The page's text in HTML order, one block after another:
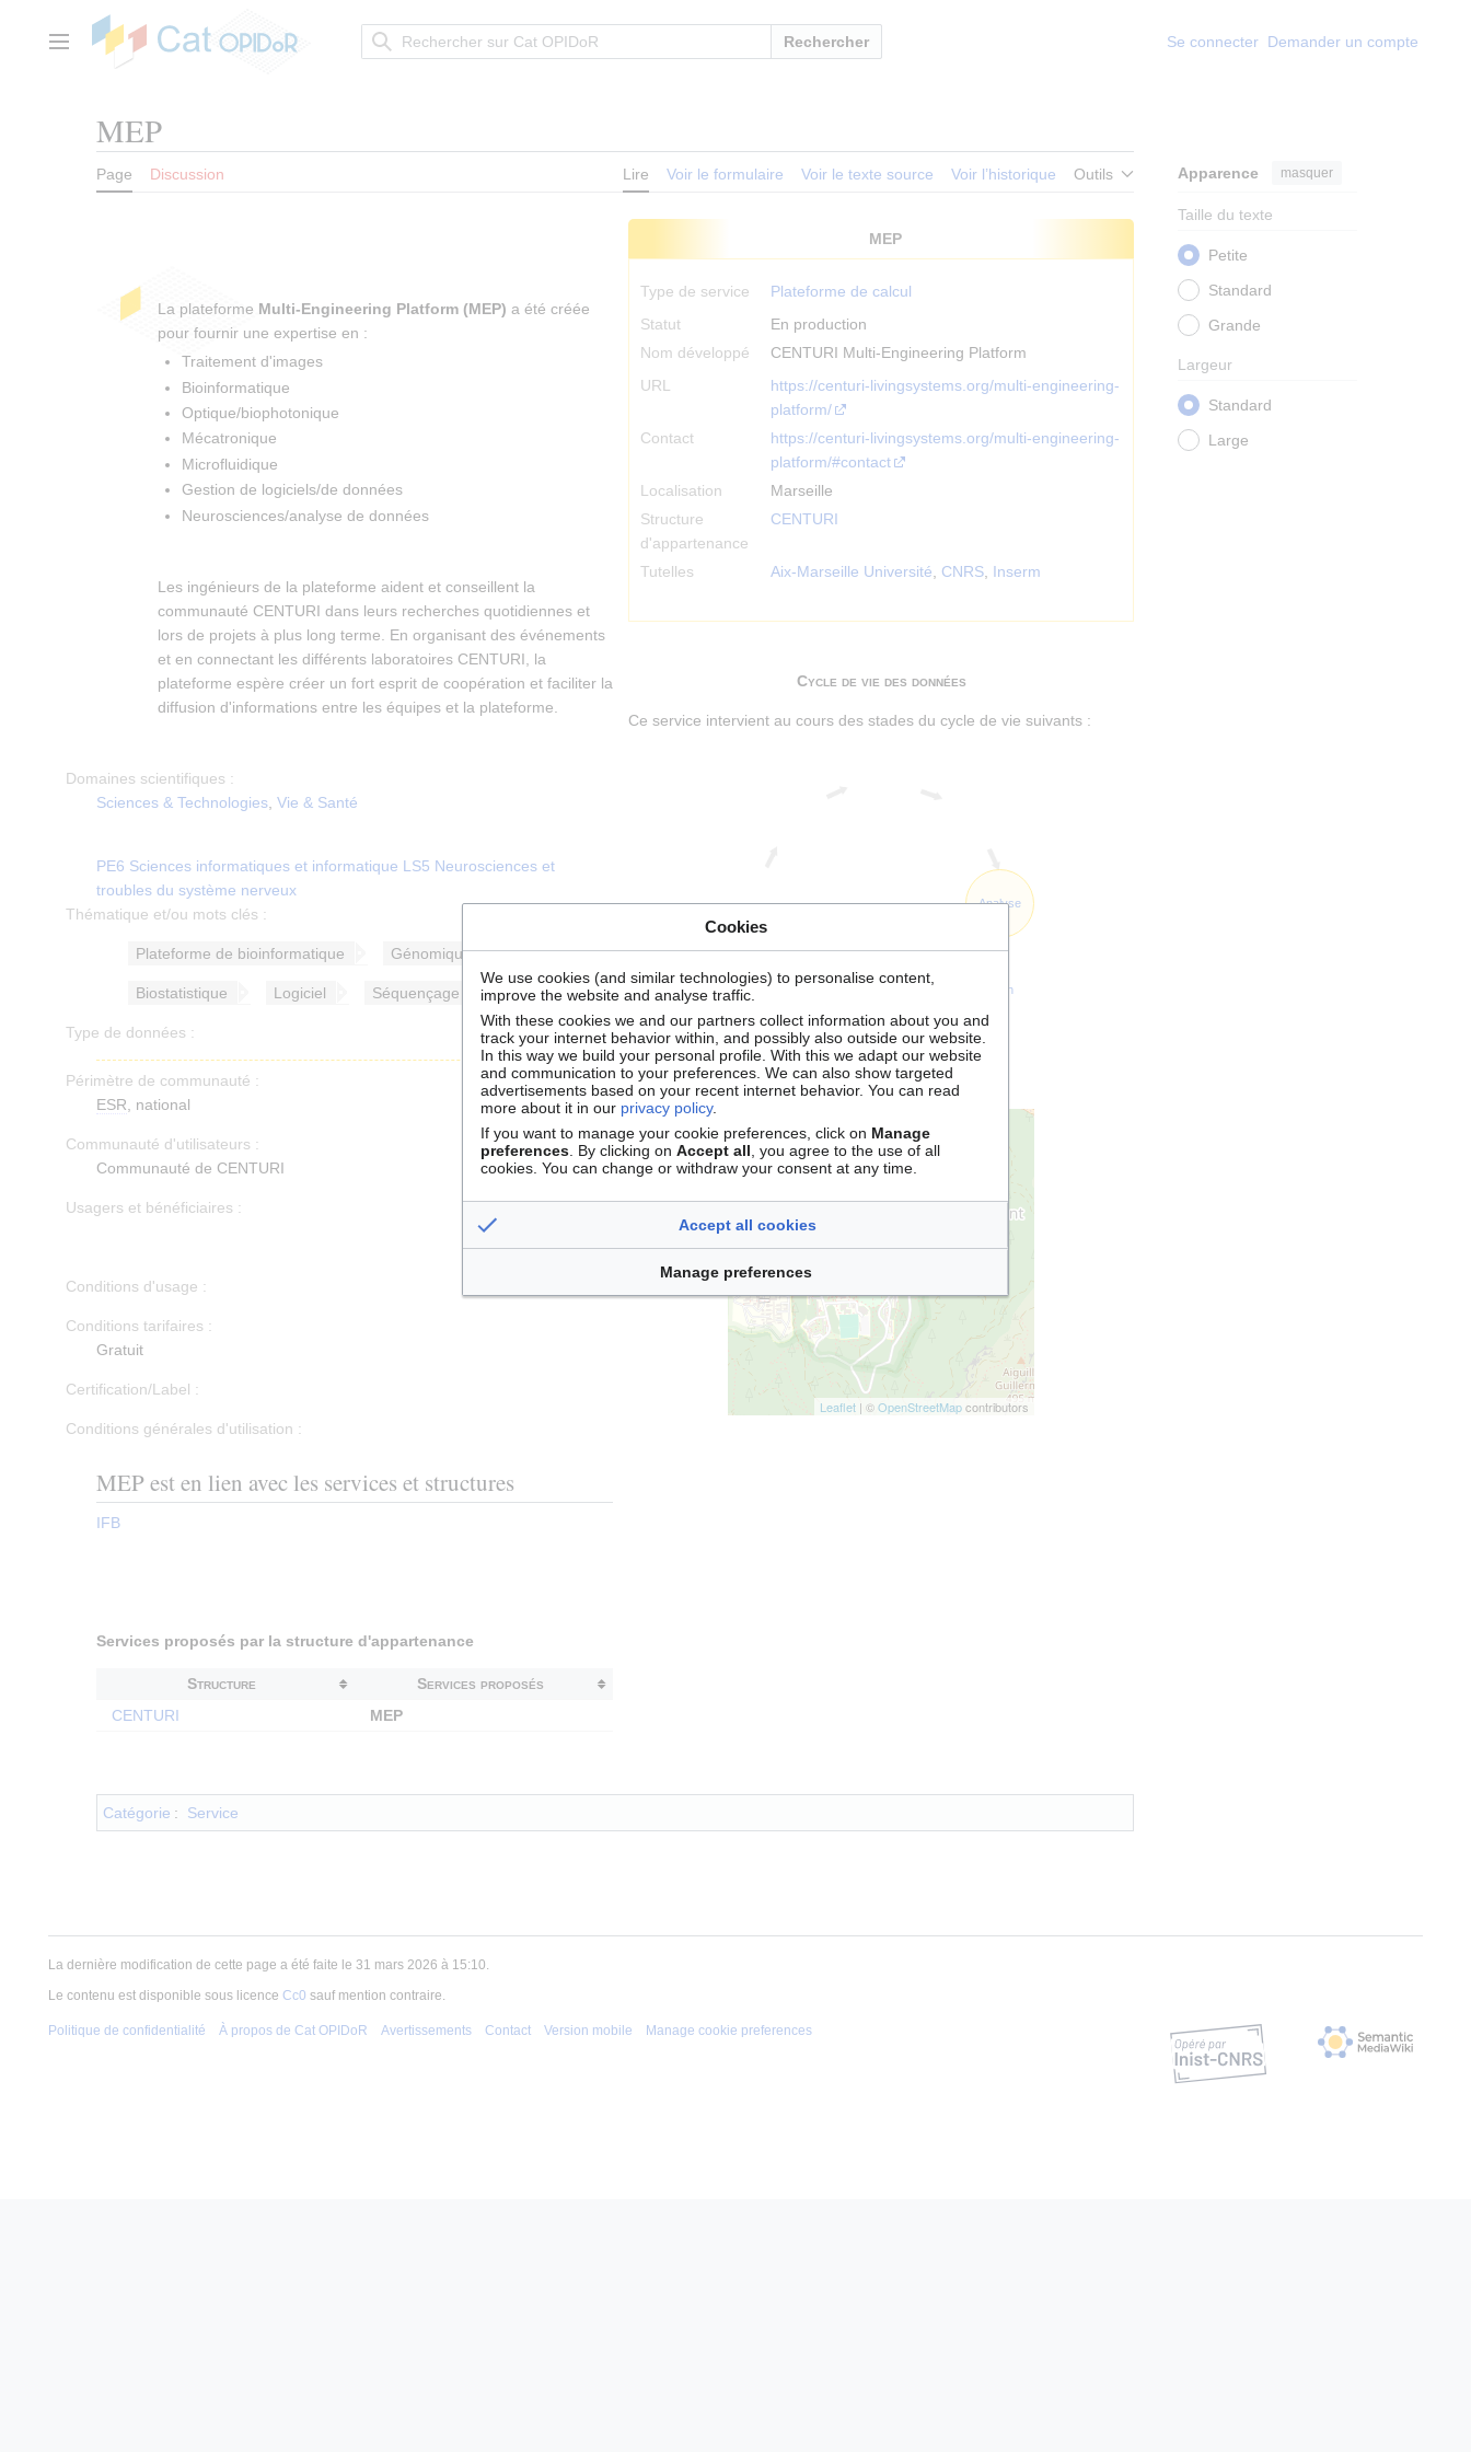
contenuMenu principal Rechercher Se connecter Demander un compte
MEP
Page Discussion Lire Voir le formulaire Voir le texte source Voir l’historique Outils Apparence masquer
Taille du texte
Petite
Standard
Grande
Largeur
Standard
Large
MEP
Type de service
Plateforme de calcul
Statut
En production
Nom développé
CENTURI Multi-Engineering Platform
URL
https://centuri-livingsystems.org/multi-engineering-
platform/
Contact
https://centuri-livingsystems.org/multi-engineering-
platform/#contact
Localisation
Marseille
Structure
d'appartenance
CENTURI
Tutelles Aix-Marseille Université CNRS Inserm
Cycle de vie des données
Ce service intervient au cours des stades du cycle de vie suivants :
Analyse
Documentation
Stockage
+
−
Leaflet | ©OpenStreetMapcontributors
La plateforme Multi-Engineering Platform (MEP) a été créée
pour fournir une expertise en :
Traitement d'images
Bioinformatique
Optique/biophotonique
Mécatronique
Microfluidique
Gestion de logiciels/de données
Neurosciences/analyse de données
Les ingénieurs de la plateforme aident et conseillent la
communauté CENTURI dans leurs recherches quotidiennes et
lors de projets à plus long terme. En organisant des événements
et en connectant les différents laboratoires CENTURI, la
plateforme espère créer un fort esprit de coopération et faciliter la
diffusion d'informations entre les équipes et la plateforme.
Domaines scientifiques :
Sciences & Technologies Vie & Santé
PE6 Sciences informatiques et informatique LS5 Neurosciences et
troubles du système nerveux
Thématique et/ou mots clés :
Plateforme de bioinformatique Génomique
Biostatistique Logiciel Séquençage
Type de données :
Périmètre de communauté :
ESR , national
Communauté d'utilisateurs :
Communauté de CENTURI
Usagers et bénéficiaires :
Conditions d'usage :
Conditions tarifaires :
Gratuit
Certification/Label :
Conditions générales d'utilisation :
MEP est en lien avec les services et structures
IFB
Services proposés par la structure d'appartenance
Structure
Services proposés
CENTURI
MEP
Catégorie : Service
La dernière modification de cette page a été faite le 31 mars 2026 à 15:10.
Le contenu est disponible sous licence Cc0 sauf mention contraire.
Politique de confidentialité À propos de Cat OPIDoR Avertissements Contact Version mobile Manage cookie preferences
Cookies
We use cookies (and similar technologies) to personalise content,
improve the website and analyse traffic.
With these cookies we and our partners collect information about you and
track your internet behavior within, and possibly also outside our website.
In this way we build your personal profile. With this we adapt our website
and communication to your preferences. We can also show targeted
advertisements based on your recent internet behavior. You can read
more about it in our privacy policy.
If you want to manage your cookie preferences, click on Manage
preferences. By clicking on Accept all, you agree to the use of all
cookies. You can change or withdraw your consent at any time.
Accept all cookies
Manage preferences